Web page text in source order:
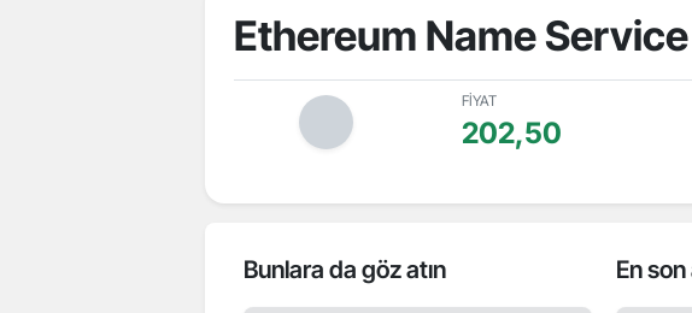
Ethereum Name Service
FİYAT
202,50
Bunlara da göz atın En